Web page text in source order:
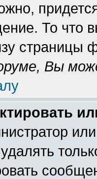
То что
страницы
Вы
удалять